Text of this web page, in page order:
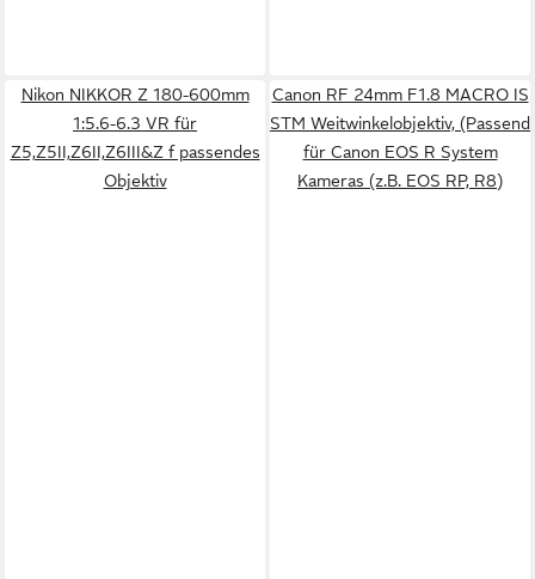
Nikon NIKKOR Z 180-600mm
1:5.6-6.3 VR für
Z5,Z5II,Z6II,Z6III&Z f passendes
Objektiv
Canon RF 24mm F1.8 MACRO IS
STM Weitwinkelobjektiv, (Passend
für Canon EOS R System
Kameras (z.B. EOS RP, R8)